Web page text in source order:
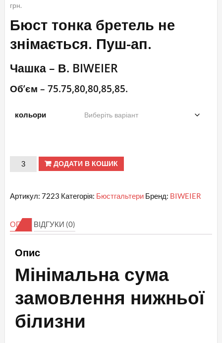
грн.
Бюст тонка бретель не
знімається. Пуш-ап.
Чашка – В. BIWEIER
Об’єм – 75.75,80,80,85,85.
кольори
Продані
7223
Бюст
бретель
кількість
ДОДАТИ В КОШИК
Артикул: 7223 Категорія: Бюстгальтери Бренд: BIWEIER
ОПИС ВІДГУКИ (0)
Опис
Мінімальна сума
замовлення нижньої
білизни